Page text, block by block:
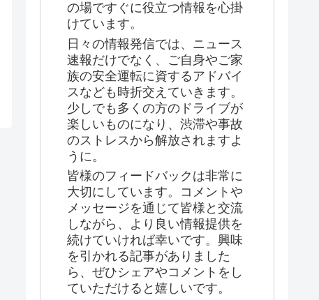
の場ですぐに役立つ情報を心掛
けています。
日々の情報発信では、ニュース
速報だけでなく、ご自身やご家
族の安全運転に資するアドバイ
スなども時折交えていきます。
少しでも多くの方のドライブが
楽しいものになり、渋滞や事故
のストレスから解放されますよ
うに。
皆様のフィードバックは非常に
大切にしています。コメントや
メッセージを通じて皆様と交流
しながら、より良い情報提供を
続けていければ幸いです。興味
を引かれる記事がありました
ら、ぜひシェアやコメントをし
ていただけると嬉しいです。